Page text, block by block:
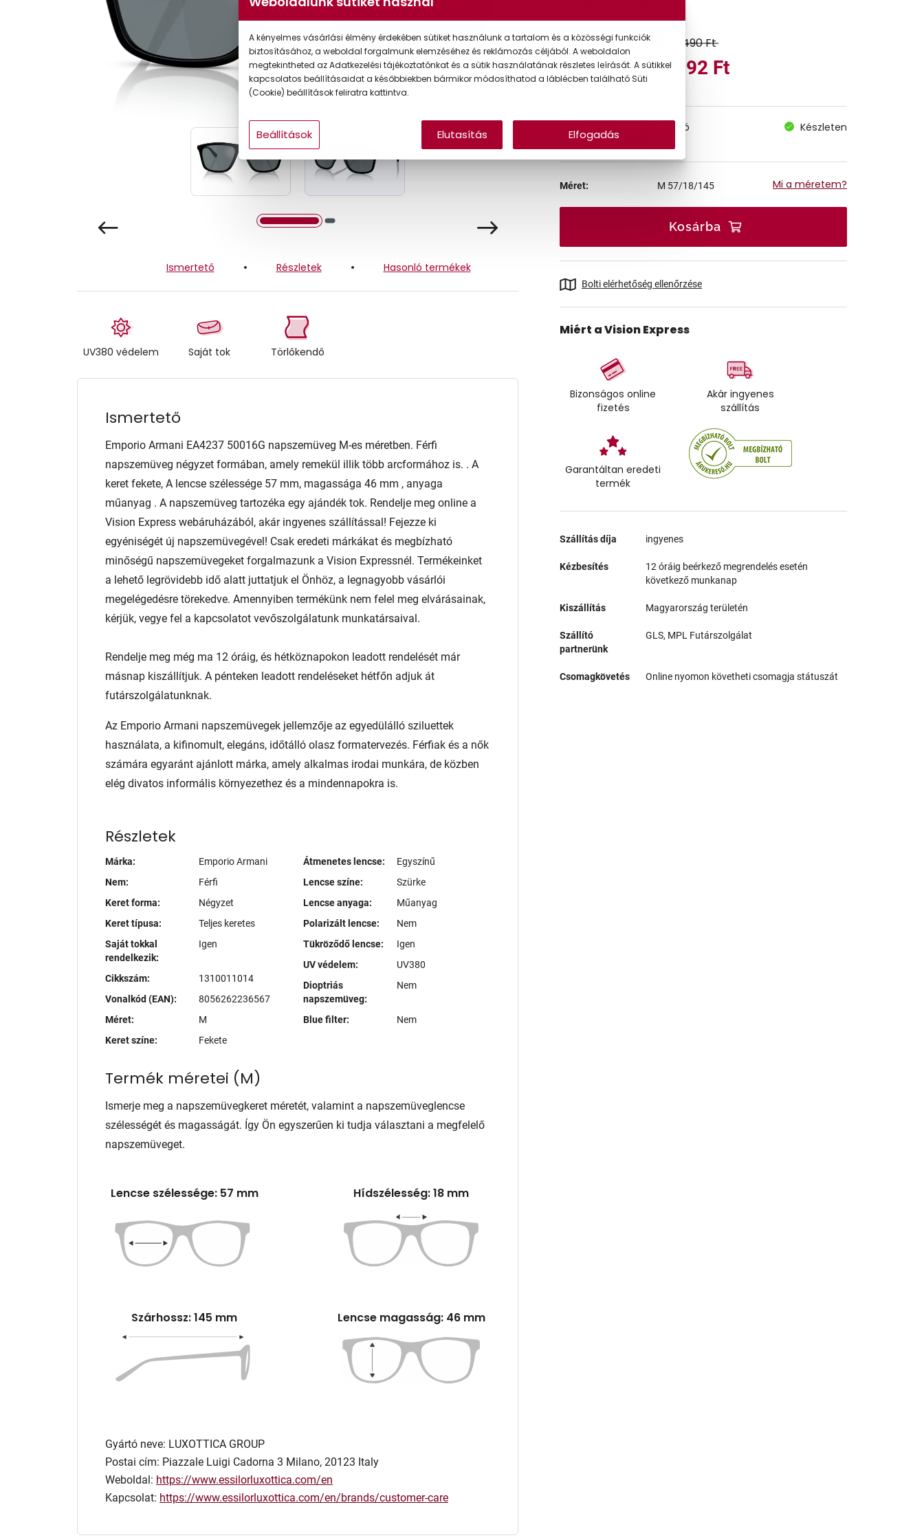
Gyermek
Ismertető Részletek Hasonló termékek
UV380 védelem Saját tok Törlőkendő
Ismertető
Emporio Armani EA4237 50016G napszemüveg M-es méretben. Férfi
napszemüveg négyzet formában, amely remekül illik több arcformához is. . A
keret fekete, A lencse szélessége 57 mm, magassága 46 mm , anyaga
műanyag . A napszemüveg tartozéka egy ajándék tok. Rendelje meg online a
Vision Express webáruházából, akár ingyenes szállítással! Fejezze ki
egyéniségét új napszemüvegével! Csak eredeti márkákat és megbízható
minőségű napszemüvegeket forgalmazunk a Vision Expressnél. Termékeinket
a lehető legrövidebb idő alatt juttatjuk el Önhöz, a legnagyobb vásárlói
megelégedésre törekedve. Amennyiben termékünk nem felel meg elvárásainak,
kérjük, vegye fel a kapcsolatot vevőszolgálatunk munkatársaival.
Rendelje meg még ma 12 óráig, és hétköznapokon leadott rendelését már
másnap kiszállítjuk. A pénteken leadott rendeléseket hétfőn adjuk át
futárszolgálatunknak.
Az Emporio Armani napszemüvegek jellemzője az egyedülálló sziluettek
használata, a kifinomult, elegáns, időtálló olasz formatervezés. Férfiak és a nők
számára egyaránt ajánlott márka, amely alkalmas irodai munkára, de közben
elég divatos informális környezethez és a mindennapokra is.
Részletek
Márka:
Emporio Armani
Nem:
Férfi
Keret forma:
Négyzet
Keret típusa:
Teljes keretes
Saját tokkal
rendelkezik:
Igen
Cikkszám:
1310011014
Vonalkód (EAN):
8056262236567
Méret:
M
Keret színe:
Fekete
Átmenetes lencse:
Egyszínű
Lencse színe:
Szürke
Lencse anyaga:
Műanyag
Polarizált lencse:
Nem
Tükröződő lencse:
Igen
UV védelem:
UV380
Dioptriás
napszemüveg:
Nem
Blue filter: Nem
Termék méretei (M)
Ismerje meg a napszemüvegkeret méretét, valamint a napszemüveglencse
szélességét és magasságát. Így Ön egyszerűen ki tudja választani a megfelelő
napszemüveget.
Lencse szélessége: 57 mm Hídszélesség: 18 mm
Szárhossz: 145 mm Lencse magasság: 46 mm
Gyártó neve: LUXOTTICA GROUP
Postai cím: Piazzale Luigi Cadorna 3 Milano, 20123 Italy
Weboldal: https://www.essilorluxottica.com/en
Kapcsolat: https://www.essilorluxottica.com/en/brands/customer-care
Korábbi ár: 62.490 Ft
Akciós ár: 49.992 Ft
Online megvásárolható
Készleten
Ingyenes szállítás
Méret: M 57/18/145 Mi a méretem?
Kosárba
Bolti elérhetőség ellenőrzése
Miért a Vision Express
Bizonságos online
fizetés
Akár ingyenes
szállítás
Garantáltan eredeti
termék
Szállítás díja ingyenes
Kézbesítés
12 óráig beérkező megrendelés esetén
következő munkanap
Kiszállítás Magyarország területén
Szállító
partnerünk
GLS, MPL Futárszolgálat
Csomagkövetés Online nyomon követheti csomagja státuszát
A kényelmes vásárlási élmény érdekében sütiket használunk a tartalom és a közösségi funkciók
biztosításához, a weboldal forgalmunk elemzéséhez és reklámozás céljából. A weboldalon
megtekintheted az Adatkezelési tájékoztatónkat és a sütik használatának részletes leírását. A sütikkel
kapcsolatos beállításaidat a későbbiekben bármikor módosíthatod a láblécben található Süti
(Cookie) beállítások feliratra kattintva.
Beállítások Elutasítás Elfogadás